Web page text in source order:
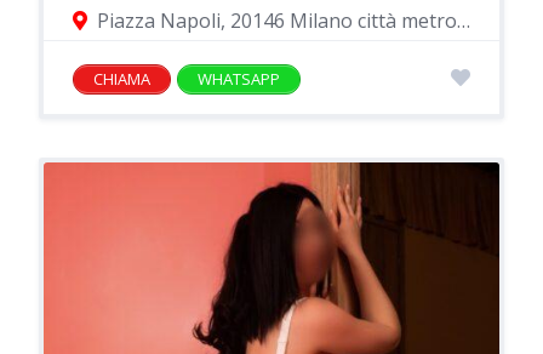
Piazza Napoli, 20146 Milano città metropolitana di Milano, Italia
CHIAMA WHATSAPP